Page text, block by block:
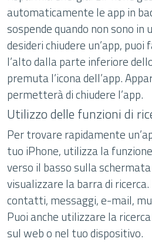
automaticamente le app in
sospende quando non sono in
desideri chiudere un’app,
l’alto dalla parte inferiore
premuta l’icona dell’app.
permetterà di chiudere l’app.
Utilizzo delle funzioni di
Per trovare rapidamente
tuo iPhone, utilizza la
verso il basso sulla
visualizzare la barra di
contatti, messaggi, e-mail,
Puoi anche utilizzare la
sul web o nel tuo dispositivo.